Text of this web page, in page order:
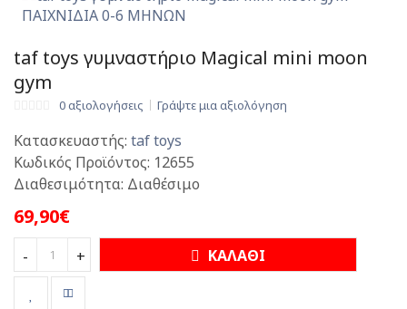
taf toys γυμναστήριο Magical mini moon
gym
0 αξιολογήσεις Γράψτε μια αξιολόγηση
Κατασκευαστής: taf toys
Κωδικός Προϊόντος: 12655
Διαθεσιμότητα: Διαθέσιμο
69,90€
- + ΚΑΛΑΘΙ